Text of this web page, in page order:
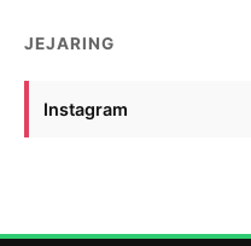
JEJARING
Instagram